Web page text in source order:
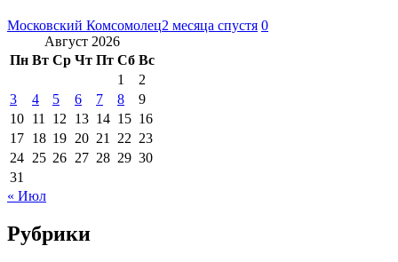
Московский Комсомолец2 месяца спустя 0
Август 2026
Пн Вт Ср Чт Пт Сб Вс
1
2
3
4 5 6 7 8
9
10 11 12 13 14 15 16
17 18 19 20 21 22 23
24 25 26 27 28 29 30
31
« Июл
Рубрики